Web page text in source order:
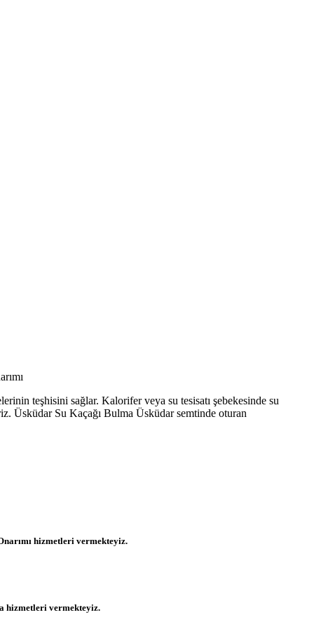
teşhisini sağlar. Kalorifer veya su tesisatı şebekesinde su
Üsküdar Su Kaçağı Bulma Üsküdar semtinde oturan
hizmetleri vermekteyiz.
hizmetleri vermekteyiz.